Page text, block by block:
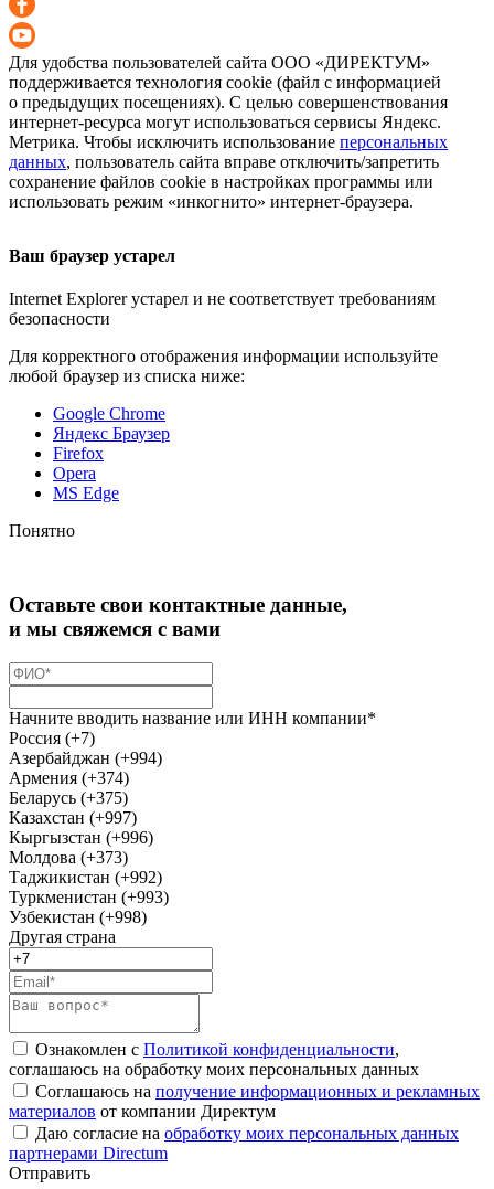
Для удобства пользователей сайта ООО «ДИРЕКТУМ»
поддерживается технология cookie (файл с информацией
о предыдущих посещениях). С целью совершенствования
интернет-ресурса могут использоваться сервисы Яндекс.
Метрика. Чтобы исключить использование персональных
данных, пользователь сайта вправе отключить/запретить
сохранение файлов cookie в настройках программы или
использовать режим «инкогнито» интернет-браузера.
Ваш браузер устарел
Internet Explorer устарел и не соответствует требованиям
безопасности
Для корректного отображения информации используйте
любой браузер из списка ниже:
Google Chrome
Яндекс Браузер
Firefox
Opera
MS Edge
Понятно
Оставьте свои контактные данные,
и мы свяжемся с вами
Начните вводить название или ИНН компании*
Россия (+7)
Азербайджан (+994)
Армения (+374)
Беларусь (+375)
Казахстан (+997)
Кыргызстан (+996)
Молдова (+373)
Таджикистан (+992)
Туркменистан (+993)
Узбекистан (+998)
Другая страна
Ознакомлен с Политикой конфиденциальности,
соглашаюсь на обработку моих персональных данных
Соглашаюсь на получение информационных и рекламных
материалов от компании Директум
Даю согласие на обработку моих персональных данных
партнерами Directum
Отправить